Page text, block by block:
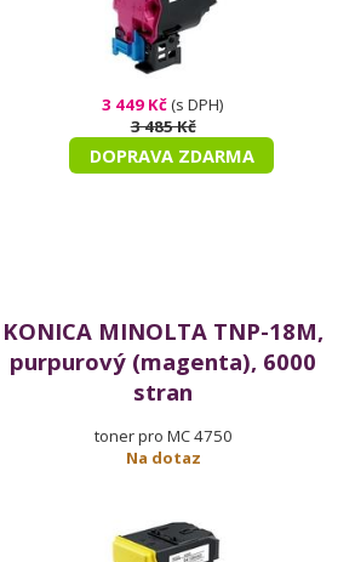
3 449 Kč(s DPH)
3 485 Kč
DOPRAVA ZDARMA
KONICA MINOLTA TNP-18M,
purpurový (magenta), 6000
stran
toner pro MC 4750
Na dotaz